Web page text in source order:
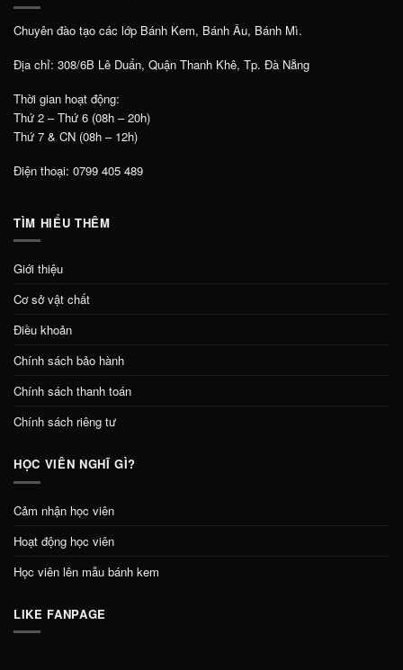
Chuyên đào tạo các lớp Bánh Kem, Bánh Âu, Bánh Mì.
Địa chỉ: 308/6B Lê Duẩn, Quận Thanh Khê, Tp. Đà Nẵng
Thời gian hoạt động:
Thứ 2 – Thứ 6 (08h – 20h)
Thứ 7 & CN (08h – 12h)
Điện thoại: 0799 405 489
TÌM HIỂU THÊM
Giới thiệu
Cơ sở vật chất
Điều khoản
Chính sách bảo hành
Chính sách thanh toán
Chính sách riêng tư
HỌC VIÊN NGHĨ GÌ?
Cảm nhận học viên
Hoạt động học viên
Học viên lên mẫu bánh kem
LIKE FANPAGE